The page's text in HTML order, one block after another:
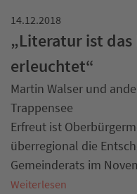
14.12.2018
„Literatur ist
erleuchtet“
Martin Walser und
Trappensee
Erfreut ist
überregional die
Gemeinderats im
Weiterlesen